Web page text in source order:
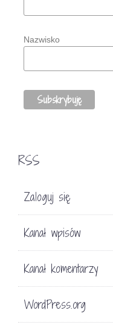
Nazwisko
RSS
Zaloguj się
Kanał wpisów
Kanał komentarzy
WordPress.org